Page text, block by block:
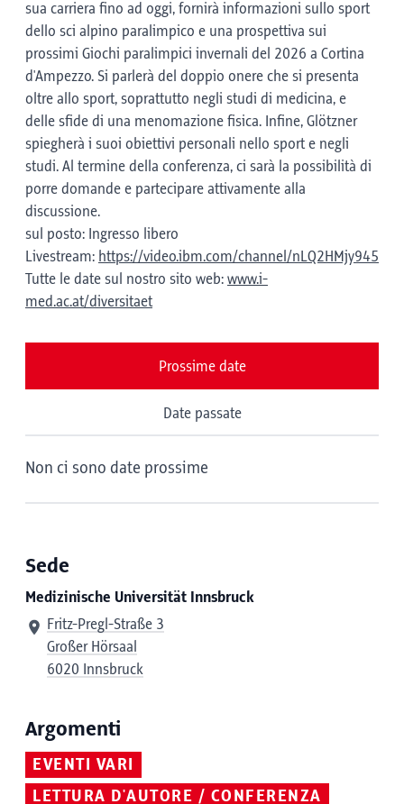
sua carriera fino ad oggi, fornirà informazioni sullo sport
dello sci alpino paralimpico e una prospettiva sui
prossimi Giochi paralimpici invernali del 2026 a Cortina
d'Ampezzo. Si parlerà del doppio onere che si presenta
oltre allo sport, soprattutto negli studi di medicina, e
delle sfide di una menomazione fisica. Infine, Glötzner
spiegherà i suoi obiettivi personali nello sport e negli
studi. Al termine della conferenza, ci sarà la possibilità di
porre domande e partecipare attivamente alla
discussione.
sul posto: Ingresso libero
Livestream: https://video.ibm.com/channel/nLQ2HMjy945
Tutte le date sul nostro sito web: www.i-
med.ac.at/diversitaet
Prossime date
Date passate
Non ci sono date prossime
Sede
Medizinische Universität Innsbruck
Fritz-Pregl-Straße 3
Großer Hörsaal
6020 Innsbruck
Argomenti
EVENTI VARI
LETTURA D'AUTORE / CONFERENZA